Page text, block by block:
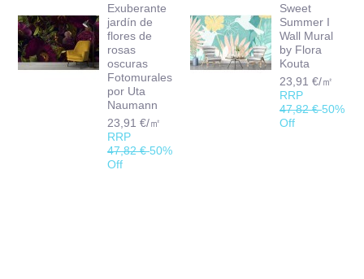
Exuberante
jardín de
flores de
rosas
oscuras
Fotomurales
por Uta
Naumann
23,91 €/㎡
RRP
47,82 €50%
Off
Sweet
Summer I
Wall Mural
by Flora
Kouta
23,91 €/㎡
RRP
47,82 €50%
Off